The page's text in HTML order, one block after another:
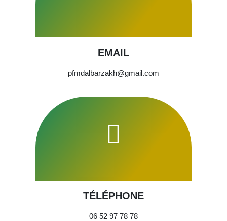
EMAIL
pfmdalbarzakh@gmail.com
TÉLÉPHONE
06 52 97 78 78